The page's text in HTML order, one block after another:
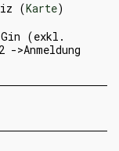
(Karte)
(exkl.
>Anmeldung